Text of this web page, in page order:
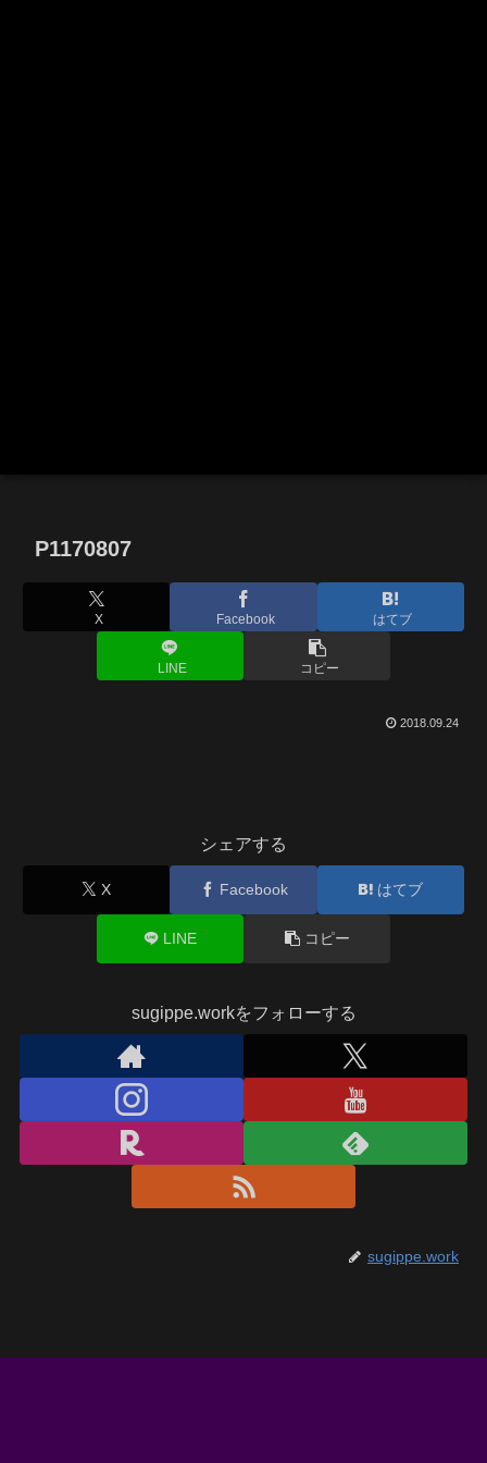
P1170807
X Facebook はてブ
LINE コピー
2018.09.24
シェアする
X Facebook はてブ
LINE コピー
sugippe.workをフォローする
sugippe.work